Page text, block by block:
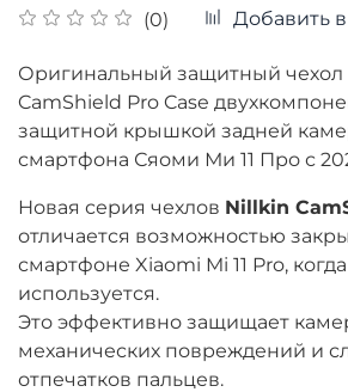
(0) Добавить
Оригинальный защитный чехол
CamShield Pro Case
защитной крышкой задней
смартфона Сяоми Ми 11 Про с
Новая серия чехлов Nillkin
отличается возможностью
смартфоне Xiaomi Mi 11 Pro,
используется.
Это эффективно защищает
механических повреждений и
отпечатков пальцев.